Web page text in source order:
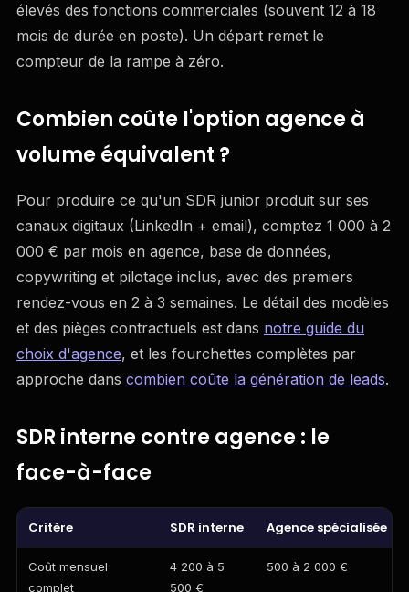
élevés des fonctions commerciales (souvent 12 à 18
mois de durée en poste). Un départ remet le
compteur de la rampe à zéro.
Combien coûte l'option agence à
volume équivalent ?
Pour produire ce qu'un SDR junior produit sur ses
canaux digitaux (LinkedIn + email), comptez 1 000 à 2
000 € par mois en agence, base de données,
copywriting et pilotage inclus, avec des premiers
rendez-vous en 2 à 3 semaines. Le détail des modèles
et des pièges contractuels est dans notre guide du
choix d'agence, et les fourchettes complètes par
approche dans combien coûte la génération de leads.
SDR interne contre agence : le
face-à-face
Critère SDR interne Agence spécialisée
Coût mensuel
complet
4 200 à 5
500 €
500 à 2 000 €